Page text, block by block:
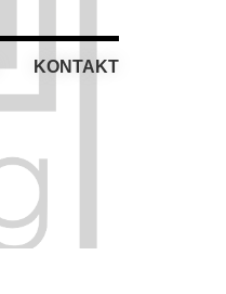
KONTAKT